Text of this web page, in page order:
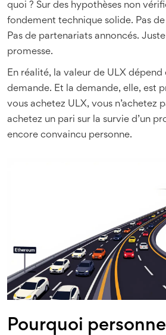
quoi ? Sur des hypothèses non
fondement technique solide. Pas
Pas de partenariats annoncés.
promesse.
En réalité, la valeur de ULX
demande. Et la demande, elle, est
vous achetez ULX, vous n’achetez
achetez un pari sur la survie d’un
encore convaincu personne.
Pourquoi